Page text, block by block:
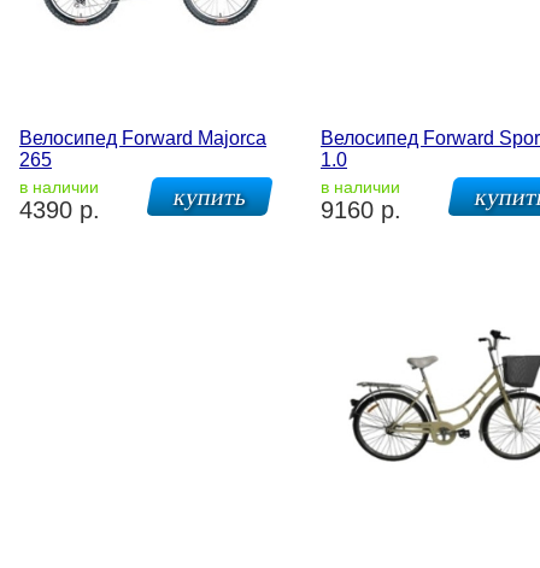
Велосипед Forward Majorca
265
в наличии
4390 р.
Велосипед Forward
1.0
в наличии
9160 р.